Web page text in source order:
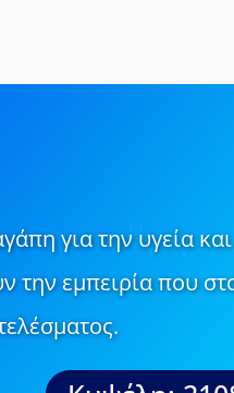
για την υγεία
την εμπειρία που